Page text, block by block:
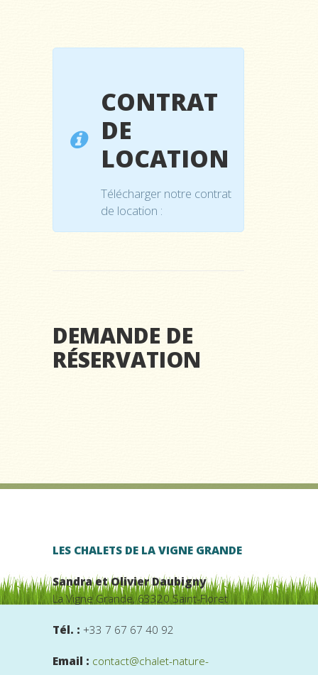
CONTRAT
DE
LOCATION
Télécharger notre contrat
de location :
DEMANDE DE
RÉSERVATION
LES CHALETS DE LA VIGNE GRANDE
Sandra et Olivier Daubigny
La Vigne Grande, 63320 Saint-Floret
Tél. : +33 7 67 67 40 92
Email : contact@chalet-nature-